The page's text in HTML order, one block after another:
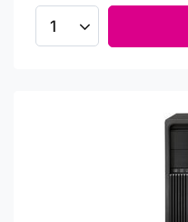
Ilość produktów